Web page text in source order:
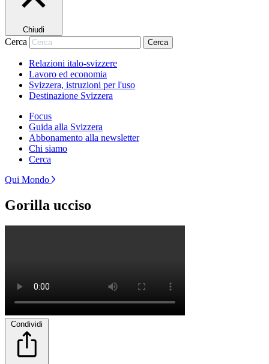
Chiudi
Cerca Cerca
Relazioni italo-svizzere
Lavoro ed economia
Svizzera, istruzioni per l'uso
Destinazione Svizzera
Focus
Guida alla Svizzera
Abbonamento alla newsletter
Chi siamo
Cerca
Qui Mondo
Gorilla ucciso
Condividi